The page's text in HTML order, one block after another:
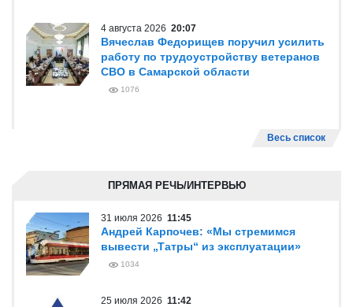
4 августа 2026 20:07
Вячеслав Федорищев поручил усилить
работу по трудоустройству ветеранов
СВО в Самарской области
1076
Весь список
ПРЯМАЯ РЕЧЬ/ИНТЕРВЬЮ
31 июля 2026 11:45
Андрей Карпочев: «Мы стремимся
вывести „Татры“ из эксплуатации»
1034
25 июля 2026 11:42